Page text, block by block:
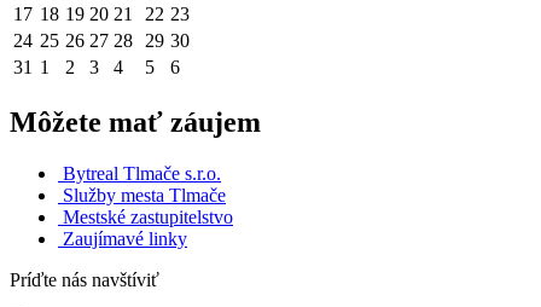
17 18 19 20 21 22 23
24 25 26 27 28 29 30
31 1 2 3 4 5 6
Môžete mať záujem
Bytreal Tlmače s.r.o.
Služby mesta Tlmače
Mestské zastupitelstvo
Zaujímavé linky
Príďte nás navštíviť